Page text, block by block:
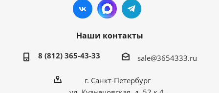
Наши контакты
8 (812) 365-43-33 sale@3654333.ru
г. Санкт-Петербург